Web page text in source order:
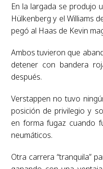
En la largada se produjo
Hülkenberg y el Williams
pegó al Haas de Kevin
Ambos tuvieron que
detener con bandera
después.
Verstappen no tuvo
posición de privilegio y
en forma fugaz cuando
neumáticos.
Otra carrera “tranquila”